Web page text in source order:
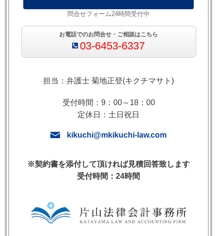
8. 英米日比較表
9. よくある質問（FAQ）
1. Remotenessとは何か
Remoteness（リモートネス）とは，「遠隔性」また
ーの概念です。ある違法行為や契約違反によって損害
すぎる（too remote）ときは，その損害についての賠
償責任が否定されるという法理です。
った結果，B社が重要な顧客を失い，その後に事業規
模が縮小して10年後に廃業したとします。A社の契約
問合せフォーム24時間受付中
お電話でのお問合せ・ご相談はこちら
03-6453-6337
担当：弁護士 菊地正登(キクチマサト)
受付時間：9：00～18：00
定休日：土日祝日
kikuchi@mkikuchi-law.com
※契約書を添付して頂ければ見積回答致します
受付時間：24時間